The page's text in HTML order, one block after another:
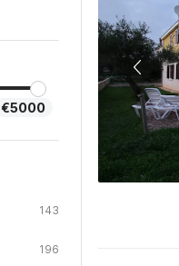
€5000
143
196